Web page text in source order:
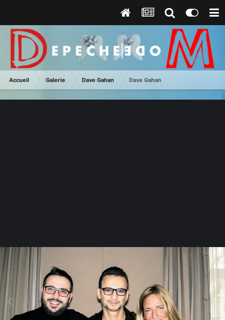
Accueil Galerie Dave Gahan Dave Gahan